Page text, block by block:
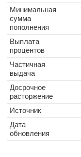
Минимальная
сумма
пополнения
Выплата
процентов
Частичная
выдача
Досрочное
расторжение
Источник
Дата
обновления